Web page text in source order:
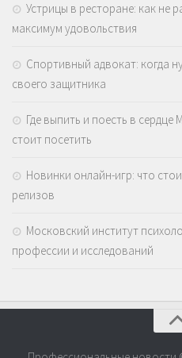
Устрицы в ресторане: как не
максимум удовольствия
Спортивный адвокат: когда
своего защитника
Где выпить и поесть в
стоит посетить
Новинки онлайн-игр: что
релизов
Московский институт
профессии и исследований